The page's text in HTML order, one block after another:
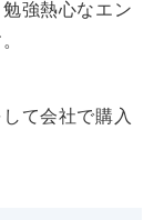
強熱心なエン
て会社で購入